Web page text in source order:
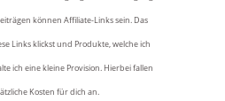
können Affiliate-Links sein. Das
Links klickst und Produkte, welche ich
ich eine kleine Provision. Hierbei fallen
Kosten für dich an.